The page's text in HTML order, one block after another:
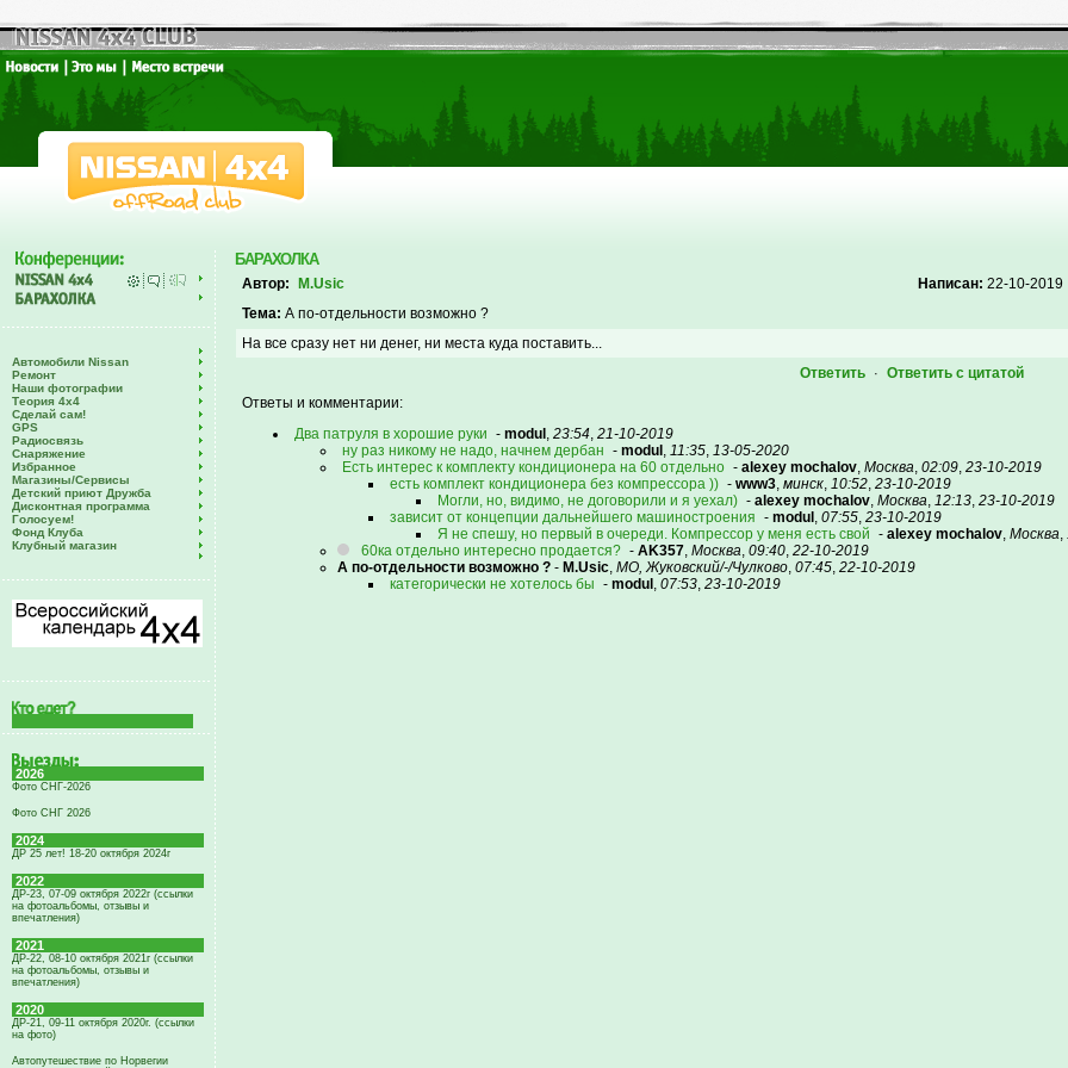
Автомобили Nissan
Ремонт
Наши фотографии
Теория 4х4
Сделай сам!
GPS
Радиосвязь
Снаряжение
Избранное
Магазины/Сервисы
Детский приют Дружба
Дисконтная программа
Голосуем!
Фонд Клуба
Клубный магазин
2026
Фото СНГ-2026
Фото СНГ 2026
2024
ДР 25 лет! 18-20 октября 2024г
2022
ДР-23, 07-09 октября 2022г (ссылки
на фотоальбомы, отзывы и
впечатления)
2021
ДР-22, 08-10 октября 2021г (ссылки
на фотоальбомы, отзывы и
впечатления)
2020
ДР-21, 09-11 октября 2020г. (ссылки
на фото)
Автопутешествие по Норвегии
БАРАХОЛКА
Автор: M.Usic Написан: 22-10-2019
Тема: А по-отдельности возможно ?
На все сразу нет ни денег, ни места куда поставить...
Ответить
·
Ответить с цитатой
Ответы и комментарии:
Два патруля в хорошие руки - modul , 23:54, 21-10-2019
ну раз никому не надо, начнем дербан - modul , 11:35, 13-05-2020
Есть интерес к комплекту кондиционера на 60 отдельно - alexey mochalov, Москва, 02:09, 23-10-2019
есть комплект кондиционера без компрессора )) - www3, минск, 10:52, 23-10-2019
Могли, но, видимо, не договорили и я уехал) - alexey mochalov, Москва, 12:13, 23-10-2019
зависит от концепции дальнейшего машиностроения - modul , 07:55, 23-10-2019
Я не спешу, но первый в очереди. Компрессор у меня есть свой - alexey mochalov, Москва,
60ка отдельно интересно продается? - AK357, Москва, 09:40, 22-10-2019
А по-отдельности возможно ? - M.Usic, МО, Жуковский/-/Чулково, 07:45, 22-10-2019
категорически не хотелось бы - modul , 07:53, 23-10-2019